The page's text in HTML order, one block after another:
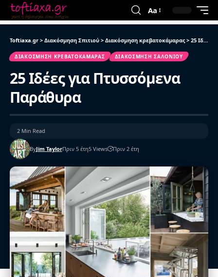
Aa
Toftiaxa.gr > Διακόσμηση Σπιτιού > Διακόσμηση κρεβατοκάμαρας> 25 Ιδέες για Πτυσσόμενα Παράθυρα
ΔΙΑΚΌΣΜΗΣΗ ΚΡΕΒΑΤΟΚΆΜΑΡΑΣ ΔΙΑΚΌΣΜΗΣΗ ΣΑΛΟΝΙΟΎ
25 Ιδέες για Πτυσσόμενα
Παράθυρα
ByJim TaylorΠριν 5 έτη5 Views Πριν 2 έτη
2 Min Read